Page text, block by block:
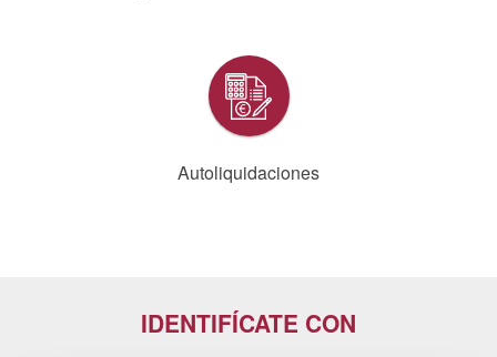
Autoliquidaciones
IDENTIFÍCATE CON